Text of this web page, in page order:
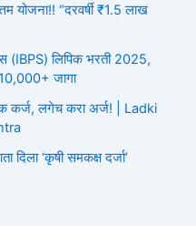
योजना!! “दरवर्षी ₹1.5 लाख
(IBPS) लिपिक भरती 2025,
जागा
कर्ज, लगेच करा अर्ज! | Ladki
दिला ‘कृषी समकक्ष दर्जा’